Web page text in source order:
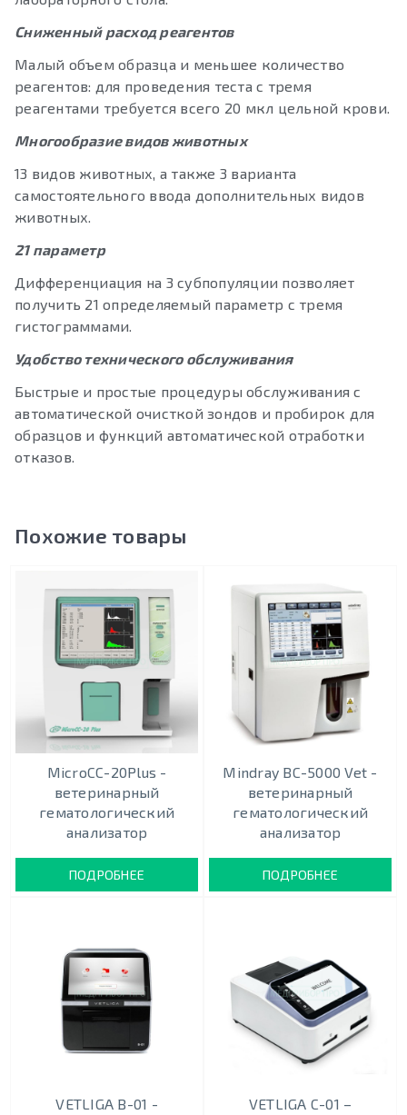
Сниженный расход реагентов
Малый объем образца и меньшее количество
реагентов: для проведения теста с тремя
реагентами требуется всего 20 мкл цельной крови.
Многообразие видов животных
13 видов животных, а также 3 варианта
самостоятельного ввода дополнительных видов
животных.
21 параметр
Дифференциация на 3 субпопуляции позволяет
получить 21 определяемый параметр с тремя
гистограммами.
Удобство технического обслуживания
Быстрые и простые процедуры обслуживания с
автоматической очисткой зондов и пробирок для
образцов и функций автоматической отработки
отказов.
Похожие товары
MicroCC-20Plus -
ветеринарный
гематологический
анализатор
ПОДРОБНЕЕ
Mindray BC-5000 Vet -
ветеринарный
гематологический
анализатор
ПОДРОБНЕЕ
VETLIGA B-01 -
VETLIGA C-01 –